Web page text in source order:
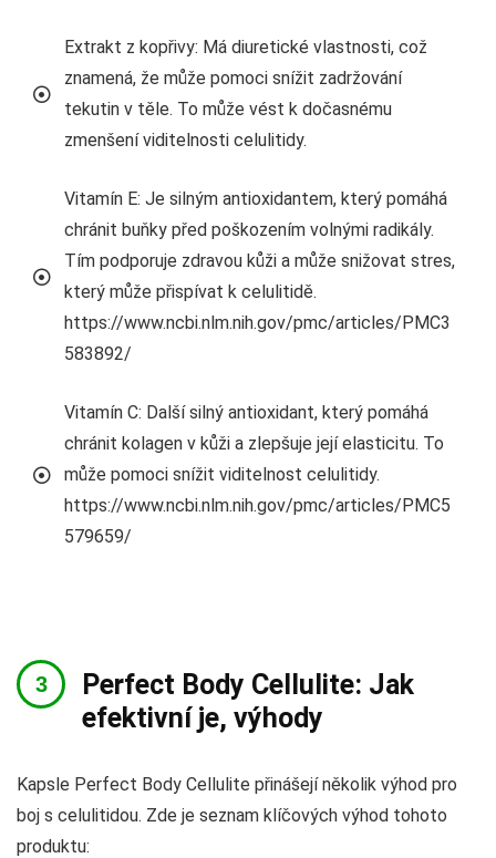
Extrakt z kopřivy: Má diuretické vlastnosti, což
znamená, že může pomoci snížit zadržování
tekutin v těle. To může vést k dočasnému
zmenšení viditelnosti celulitidy.
Vitamín E: Je silným antioxidantem, který pomáhá
chránit buňky před poškozením volnými radikály.
Tím podporuje zdravou kůži a může snižovat stres,
který může přispívat k celulitidě.
https://www.ncbi.nlm.nih.gov/pmc/articles/PMC3
583892/
Vitamín C: Další silný antioxidant, který pomáhá
chránit kolagen v kůži a zlepšuje její elasticitu. To
může pomoci snížit viditelnost celulitidy.
https://www.ncbi.nlm.nih.gov/pmc/articles/PMC5
579659/
Perfect Body Cellulite: Jak
efektivní je, výhody
Kapsle Perfect Body Cellulite přinášejí několik výhod pro
boj s celulitidou. Zde je seznam klíčových výhod tohoto
produktu: